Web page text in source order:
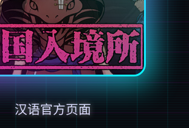
汉语官方页面